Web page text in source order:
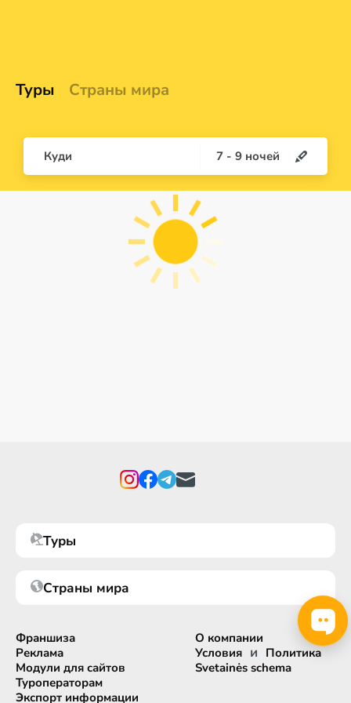
Туры Страны мира
Куди 7 - 9 ночей
Туры
Страны мира
Франшиза
Реклама
Модули для сайтов
Туроператорам
Экспорт информации
О компании
Условия и Политика
Svetainės schema